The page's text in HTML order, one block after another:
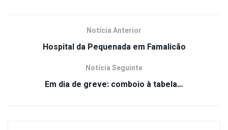
Notícia Anterior
Hospital da Pequenada em Famalicão
Notícia Seguinte
Em dia de greve: comboio à tabela…